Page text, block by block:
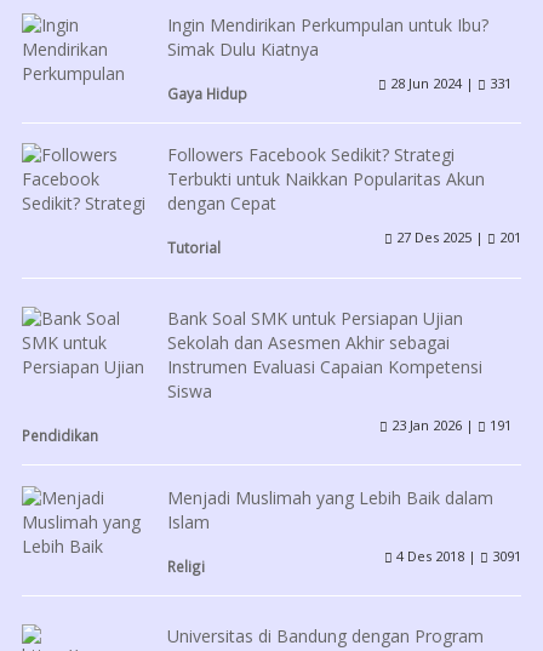
Ingin Mendirikan Perkumpulan untuk Ibu?
Simak Dulu Kiatnya
Gaya Hidup
28 Jun 2024 | 331
Followers Facebook Sedikit? Strategi
Terbukti untuk Naikkan Popularitas Akun
dengan Cepat
Tutorial
27 Des 2025 | 201
Bank Soal SMK untuk Persiapan Ujian
Sekolah dan Asesmen Akhir sebagai
Instrumen Evaluasi Capaian Kompetensi
Siswa
Pendidikan
23 Jan 2026 | 191
Menjadi Muslimah yang Lebih Baik dalam
Islam
Religi
4 Des 2018 | 3091
Universitas di Bandung dengan Program